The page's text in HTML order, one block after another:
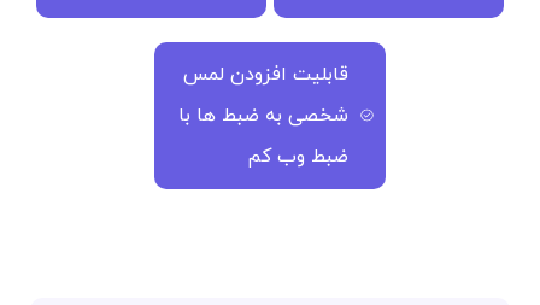
قابلیت افزودن لمس
شخصی به ضبط ها با
ضبط وب کم